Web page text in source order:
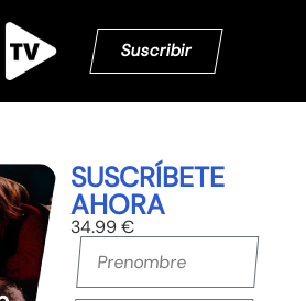
Suscribir
SUSCRÍBETE
AHORA
34.99 €